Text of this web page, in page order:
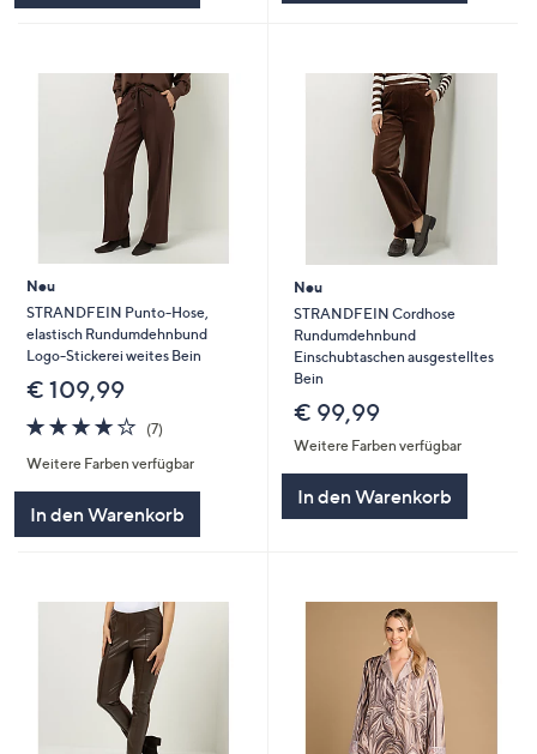
Neu
STRANDFEIN Punto-Hose,
elastisch Rundumdehnbund
Logo-Stickerei weites Bein
€ 109,99
3.9
von
5
(7)7
Weitere Farben verfügbar
In den Warenkorb
Neu
STRANDFEIN Cordhose
Rundumdehnbund
Einschubtaschen ausgestelltes
Bein
€ 99,99
Weitere Farben verfügbar
In den Warenkorb